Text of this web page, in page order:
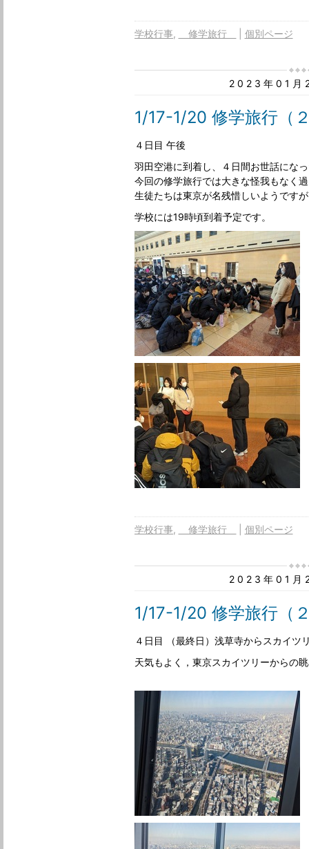
学校行事 修学旅行 個別ページ
2023年01月
1/17-1/20 修学旅行（
４日目 午後
羽田空港に到着し、４日間お世話にな
今回の修学旅行では大きな怪我もなく
生徒たちは東京が名残惜しいようです
学校には19時頃到着予定です。
学校行事 修学旅行 個別ページ
2023年01月
1/17-1/20 修学旅行（
４日目 （最終日）浅草寺からスカイツ
天気もよく，東京スカイツリーからの